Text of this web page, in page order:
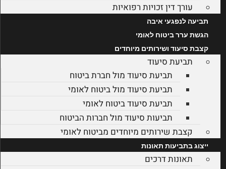
עורך דין זכויות רפואיות
תביעה לנפגעי איבה
הגשת ערר ביטוח לאומי
קצבת סיעוד ושירותים מיוחדים
תביעת סיעוד
תביעת סיעוד מול חברת ביטוח
תביעת סיעוד מול ביטוח לאומי
תביעת סיעוד ביטוח לאומי
תביעות סיעוד מול חברות הביטוח
קצבת שירותים מיוחדים מביטוח לאומי
ייצוג בתביעות תאונות
תאונות דרכים